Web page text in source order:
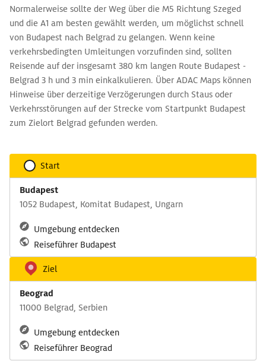
Normalerweise sollte der Weg über die M5 Richtung Szeged
und die A1 am besten gewählt werden, um möglichst schnell
von Budapest nach Belgrad zu gelangen. Wenn keine
verkehrsbedingten Umleitungen vorzufinden sind, sollten
Reisende auf der insgesamt 380 km langen Route Budapest -
Belgrad 3 h und 3 min einkalkulieren. Über ADAC Maps können
Hinweise über derzeitige Verzögerungen durch Staus oder
Verkehrsstörungen auf der Strecke vom Startpunkt Budapest
zum Zielort Belgrad gefunden werden.
Start
Budapest
1052 Budapest, Komitat Budapest, Ungarn
Umgebung entdecken
Reiseführer Budapest
Ziel
Beograd
11000 Belgrad, Serbien
Umgebung entdecken
Reiseführer Beograd